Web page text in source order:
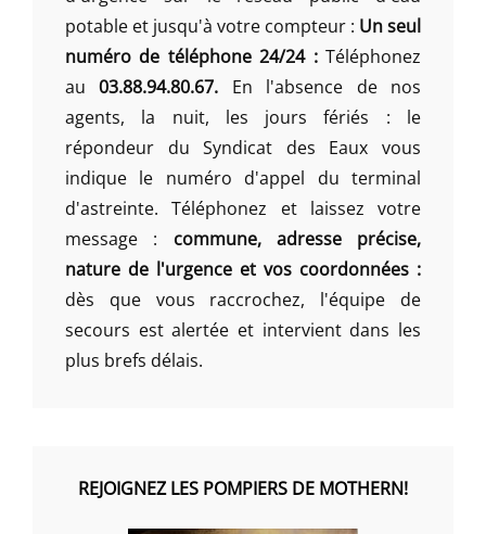
potable et jusqu'à votre compteur : Un seul
numéro de téléphone 24/24 :Téléphonez
au03.88.94.80.67. En l'absence de nos
agents, la nuit, les jours fériés : le
répondeur du Syndicat des Eaux vous
indique le numéro d'appel du terminal
d'astreinte. Téléphonez et laissez votre
message : commune, adresse précise,
nature de l'urgence et vos coordonnées :
dès que vous raccrochez, l'équipe de
secours est alertée et intervient dans les
plus brefs délais.
REJOIGNEZ LES POMPIERS DE MOTHERN!